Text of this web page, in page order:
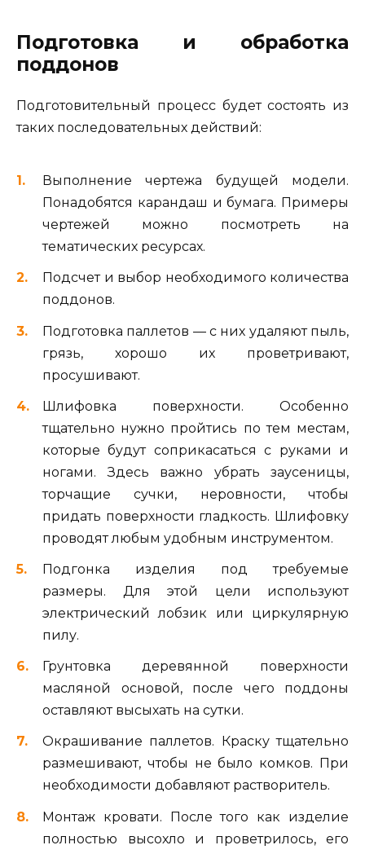
Подготовка и обработка
поддонов
Подготовительный процесс будет состоять из
таких последовательных действий:
Выполнение чертежа будущей модели.
Понадобятся карандаш и бумага. Примеры
чертежей можно посмотреть на
тематических ресурсах.
Подсчет и выбор необходимого количества
поддонов.
Подготовка паллетов — с них удаляют пыль,
грязь, хорошо их проветривают,
просушивают.
Шлифовка поверхности. Особенно
тщательно нужно пройтись по тем местам,
которые будут соприкасаться с руками и
ногами. Здесь важно убрать заусеницы,
торчащие сучки, неровности, чтобы
придать поверхности гладкость. Шлифовку
проводят любым удобным инструментом.
Подгонка изделия под требуемые
размеры. Для этой цели используют
электрический лобзик или циркулярную
пилу.
Грунтовка деревянной поверхности
масляной основой, после чего поддоны
оставляют высыхать на сутки.
Окрашивание паллетов. Краску тщательно
размешивают, чтобы не было комков. При
необходимости добавляют растворитель.
Монтаж кровати. После того как изделие
полностью высохло и проветрилось, его